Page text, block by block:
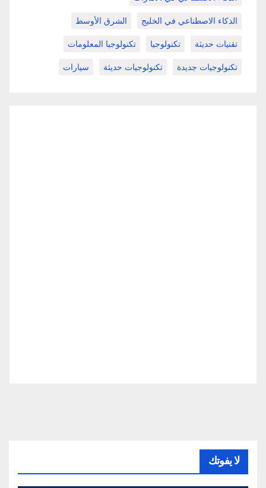
الذكاء الاصطناعي في الخليج الشرق الأوسط
تقنيات حديثة تكنولوجيا تكنولوجيا المعلومات
تكنولوجيات جديدة تكنولوجيات حديثة سيارات
لا يفوتك